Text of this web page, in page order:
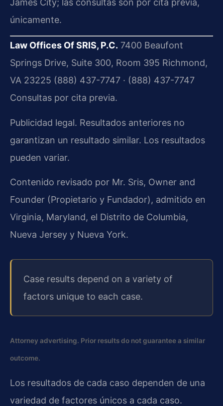
James City; las consultas son por cita previa,
únicamente.
Law Offices Of SRIS, P.C. 7400 Beaufont
Springs Drive, Suite 300, Room 395 Richmond,
VA 23225 (888) 437-7747 · (888) 437-7747
Consultas por cita previa.
Publicidad legal. Resultados anteriores no
garantizan un resultado similar. Los resultados
pueden variar.
Contenido revisado por Mr. Sris, Owner and
Founder (Propietario y Fundador), admitido en
Virginia, Maryland, el Distrito de Columbia,
Nueva Jersey y Nueva York.
Case results depend on a variety of
factors unique to each case.
Attorney advertising. Prior results do not guarantee a similar
outcome.
Los resultados de cada caso dependen de una
variedad de factores únicos a cada caso.